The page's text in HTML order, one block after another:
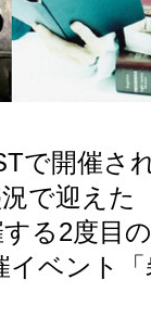
で開催さ
で迎えた
る2度目
イベント